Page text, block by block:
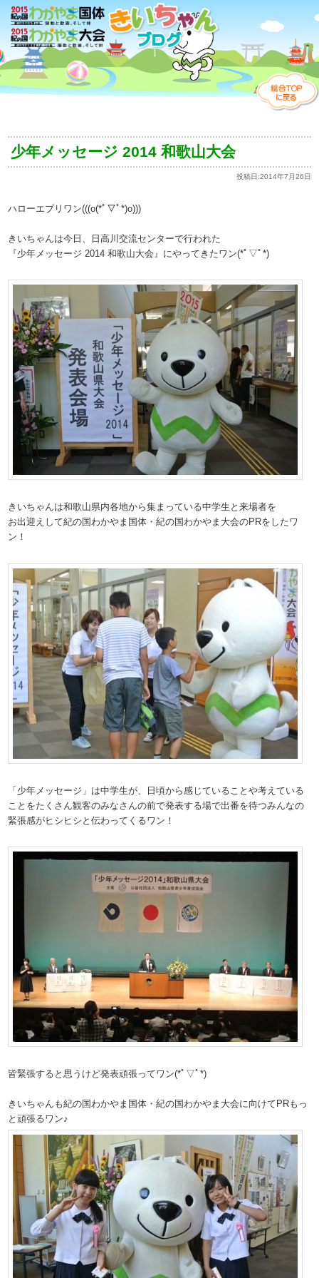
少年メッセージ 2014 和歌山大会
投稿日:2014年7月26日
ハローエブリワン(((o(*ﾟ▽ﾟ*)o)))
きいちゃんは今日、日高川交流センターで行われた
『少年メッセージ 2014 和歌山大会』にやってきたワン(*ﾟ▽ﾟ*)
きいちゃんは和歌山県内各地から集まっている中学生と来場者を
お出迎えして紀の国わかやま国体・紀の国わかやま大会のPRをしたワ
ン！
「少年メッセージ」は中学生が、日頃から感じていることや考えている
ことをたくさん観客のみなさんの前で発表する場で出番を待つみんなの
緊張感がヒシヒシと伝わってくるワン！
皆緊張すると思うけど発表頑張ってワン(*ﾟ▽ﾟ*)
きいちゃんも紀の国わかやま国体・紀の国わかやま大会に向けてPRもっ
と頑張るワン♪